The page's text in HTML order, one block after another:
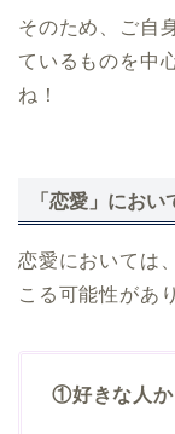
そのため、ご自
ているものを中
ね！
「恋愛」にお
恋愛においては
こる可能性があ
①好きな人か